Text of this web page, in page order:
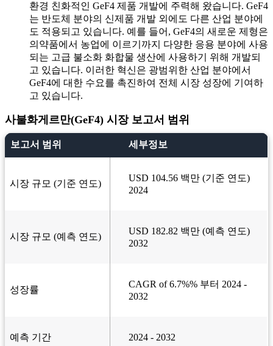
환경 친화적인 GeF4 제품 개발에 주력해 왔습니다. GeF4
는 반도체 분야의 신제품 개발 외에도 다른 산업 분야에
도 적용되고 있습니다. 예를 들어, GeF4의 새로운 제형은
의약품에서 농업에 이르기까지 다양한 응용 분야에 사용
되는 고급 불소화 화합물 생산에 사용하기 위해 개발되
고 있습니다. 이러한 혁신은 광범위한 산업 분야에서
GeF4에 대한 수요를 촉진하여 전체 시장 성장에 기여하
고 있습니다.
사불화게르만(GeF4) 시장 보고서 범위
보고서 범위 세부정보
시장 규모 (기준 연도)
USD 104.56 백만 (기준 연도)
2024
시장 규모 (예측 연도)
USD 182.82 백만 (예측 연도)
2032
성장률
CAGR of 6.7%% 부터 2024 -
2032
예측 기간 2024 - 2032